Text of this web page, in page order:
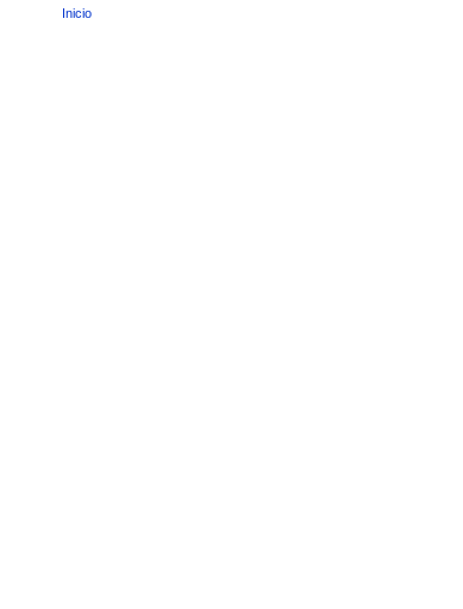
Inicio